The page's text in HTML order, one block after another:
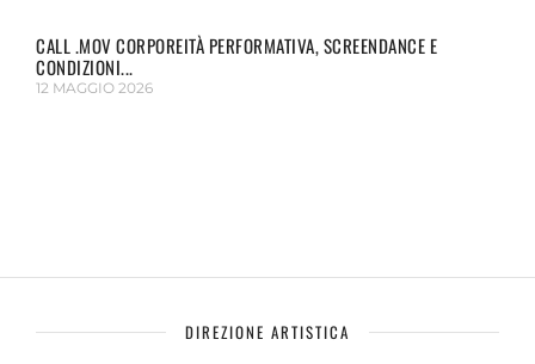
CALL .MOV CORPOREITÀ PERFORMATIVA, SCREENDANCE E
CONDIZIONI...
12 MAGGIO 2026
DIREZIONE ARTISTICA